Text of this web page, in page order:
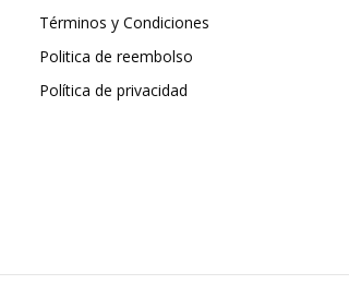
Términos y Condiciones
Politica de reembolso
Política de privacidad